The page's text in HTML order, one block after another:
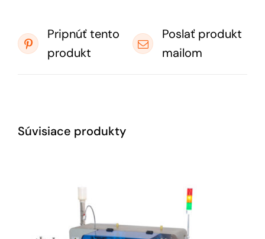
Pripnúť tento
produkt
Poslať produkt
mailom
Súvisiace produkty